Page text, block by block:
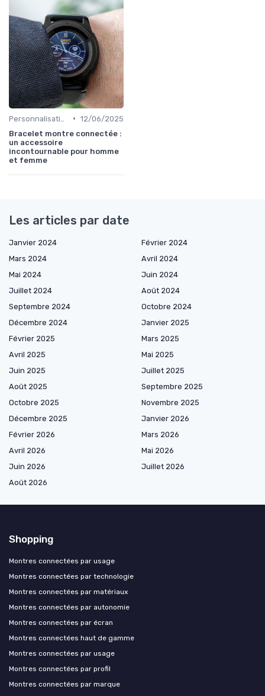
• 12/06/2025
Bracelet montre connectée :
un accessoire
incontournable pour homme
et femme
Les articles par date
Janvier 2024
Février 2024
Mars 2024
Avril 2024
Mai 2024
Juin 2024
Juillet 2024
Août 2024
Septembre 2024
Octobre 2024
Décembre 2024
Janvier 2025
Février 2025
Mars 2025
Avril 2025
Mai 2025
Juin 2025
Juillet 2025
Août 2025
Septembre 2025
Octobre 2025
Novembre 2025
Décembre 2025
Janvier 2026
Février 2026
Mars 2026
Avril 2026
Mai 2026
Juin 2026
Juillet 2026
Août 2026
Shopping
Montres connectées par usage
Montres connectées par technologie
Montres connectées par matériaux
Montres connectées par autonomie
Montres connectées par écran
Montres connectées haut de gamme
Montres connectées par usage
Montres connectées par profil
Montres connectées par marque